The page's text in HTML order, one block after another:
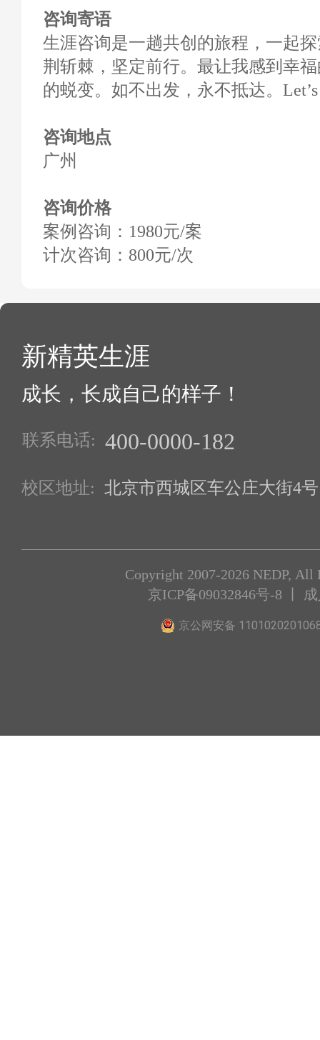
咨询寄语
生涯咨询是一趟共创的旅程，一起
荆斩棘，坚定前行。最让我感到幸
的蜕变。如不出发，永不抵达。
咨询地点
广州
咨询价格
案例咨询：1980元/案
计次咨询：800元/次
新精英生涯
成长，长成自己的样子！
联系电话: 400-0000-182
校区地址: 北京市西城区车公庄大街4
Copyright 2007-2026 NEDP, All
京ICP备09032846号-8 丨
京公网安备